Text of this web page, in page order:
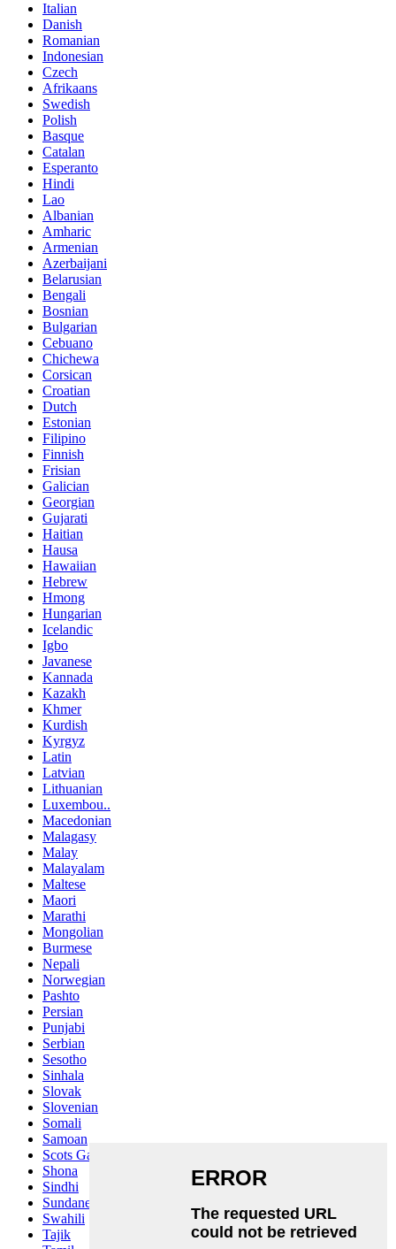
Italian
Danish
Romanian
Indonesian
Czech
Afrikaans
Swedish
Polish
Basque
Catalan
Esperanto
Hindi
Lao
Albanian
Amharic
Armenian
Azerbaijani
Belarusian
Bengali
Bosnian
Bulgarian
Cebuano
Chichewa
Corsican
Croatian
Dutch
Estonian
Filipino
Finnish
Frisian
Galician
Georgian
Gujarati
Haitian
Hausa
Hawaiian
Hebrew
Hmong
Hungarian
Icelandic
Igbo
Javanese
Kannada
Kazakh
Khmer
Kurdish
Kyrgyz
Latin
Latvian
Lithuanian
Luxembou..
Macedonian
Malagasy
Malay
Malayalam
Maltese
Maori
Marathi
Mongolian
Burmese
Nepali
Norwegian
Pashto
Persian
Punjabi
Serbian
Sesotho
Sinhala
Slovak
Slovenian
Somali
Samoan
Scots Gaelic
Shona
Sindhi
Sundanese
Swahili
Tajik